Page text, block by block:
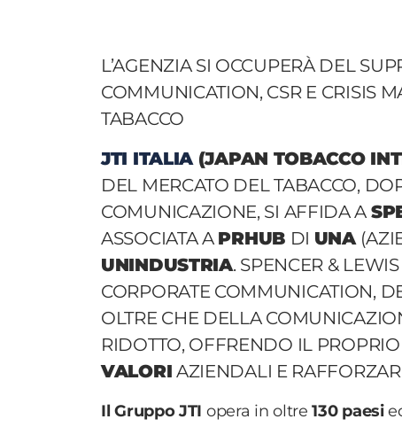
L’AGENZIA SI OCCUPERÀ DEL
COMMUNICATION, CSR E CRISIS
TABACCO
JTI ITALIA(JAPAN TOBACCO
DEL MERCATO DEL TABACCO,
COMUNICAZIONE, SI AFFIDA A
ASSOCIATA A PRHUB DI UNA
UNINDUSTRIA. SPENCER &
CORPORATE COMMUNICATION,
OLTRE CHE DELLA
RIDOTTO, OFFRENDO IL
VALORI AZIENDALI E
Il Gruppo JTI opera in oltre130 paesi